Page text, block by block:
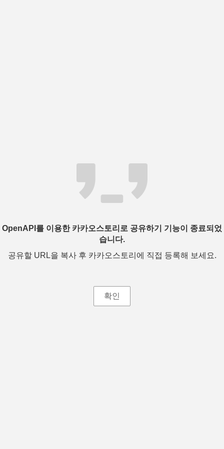
OpenAPI를 이용한 카카오스토리로 공유하기 기능이 종료되었
습니다.
공유할 URL을 복사 후 카카오스토리에 직접 등록해 보세요.
확인